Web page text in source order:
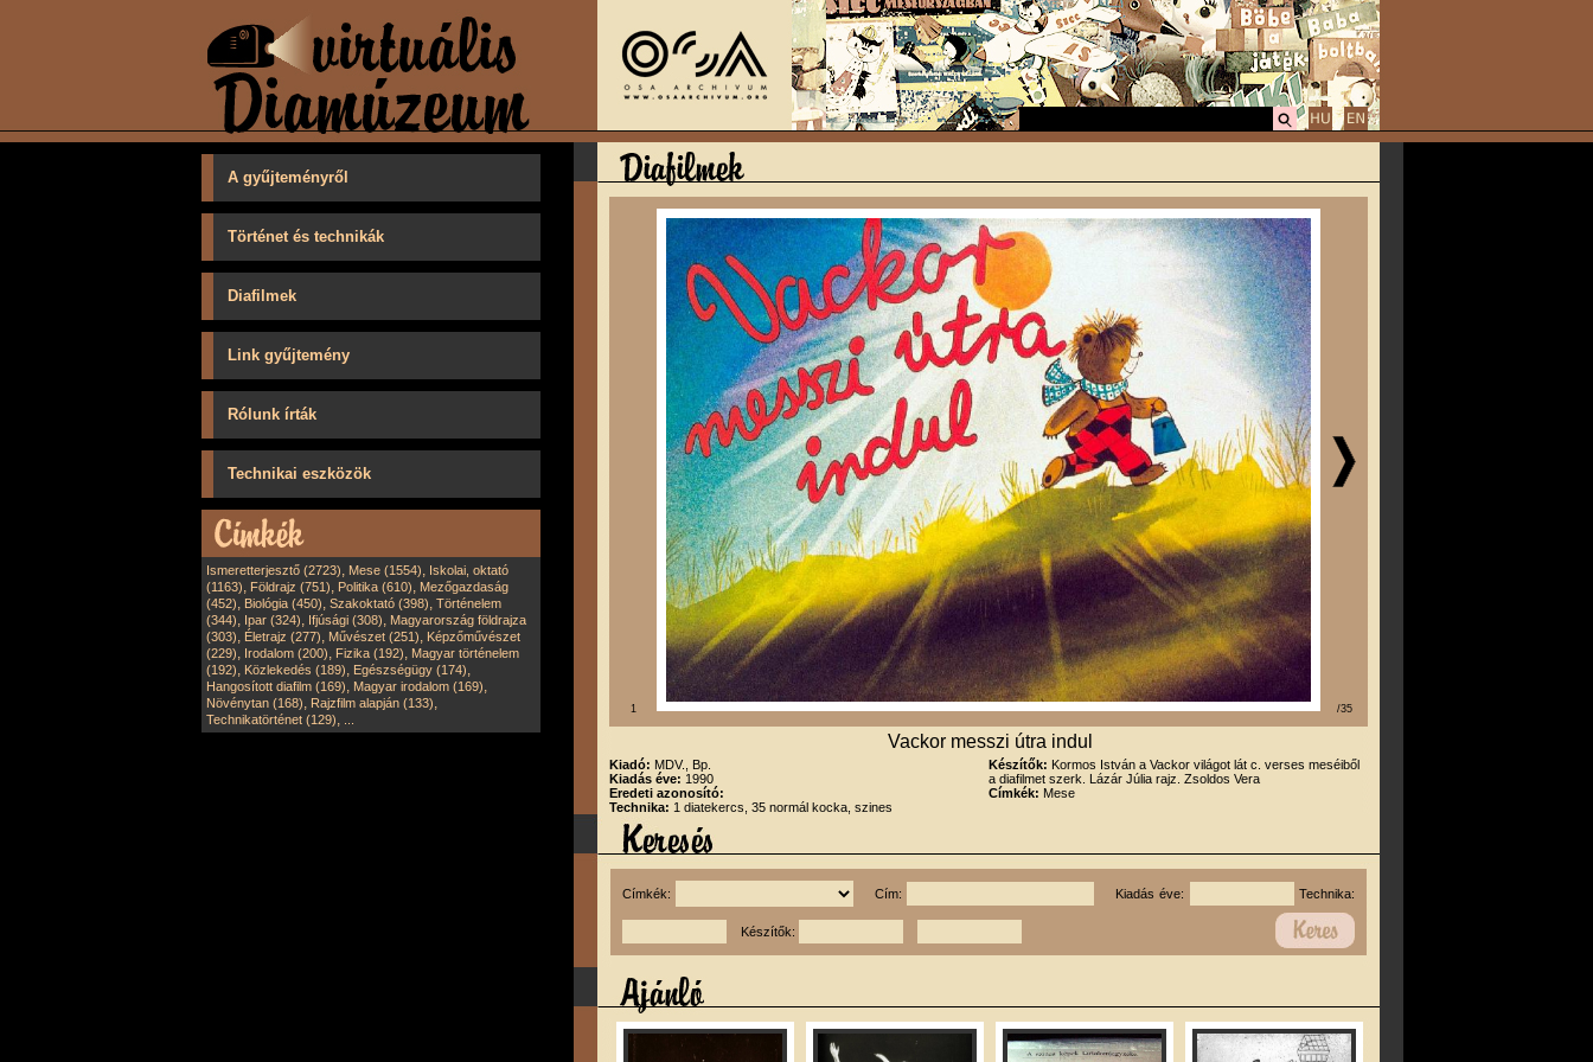
A gyűjteményről
Történet és technikák
Diafilmek
Link gyűjtemény
Rólunk írták
Technikai eszközök
Ismeretterjesztő (2723), Mese (1554), Iskolai, oktató
(1163), Földrajz (751), Politika (610), Mezőgazdaság
(452), Biológia (450), Szakoktató (398), Történelem
(344), Ipar (324), Ifjúsági (308), Magyarország földrajza
(303), Életrajz (277), Művészet (251), Képzőművészet
(229), Irodalom (200), Fizika (192), Magyar történelem
(192), Közlekedés (189), Egészségügy (174),
Hangosított diafilm (169), Magyar irodalom (169),
Növénytan (168), Rajzfilm alapján (133),
Technikatörténet (129),
1 /35
Vackor messzi útra indul
Kiadó: MDV., Bp.
Kiadás éve: 1990
Eredeti azonosító:
Technika: 1 diatekercs, 35 normál kocka, szines
Készítők: Kormos István a Vackor világot lát c. verses meséiből
a diafilmet szerk. Lázár Júlia rajz. Zsoldos Vera
Címkék: Mese
Címkék: Cím: Kiadás éve: Technika:
Készítők: